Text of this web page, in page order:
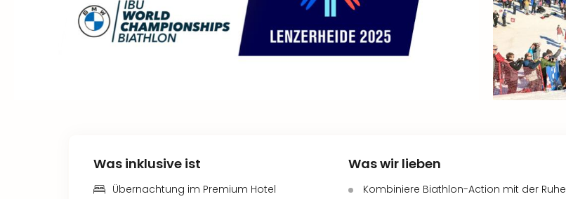
Was inklusive ist
Übernachtung im Premium Hotel
Was wir lieben
Kombiniere Biathlon-Action mit der Ruhe